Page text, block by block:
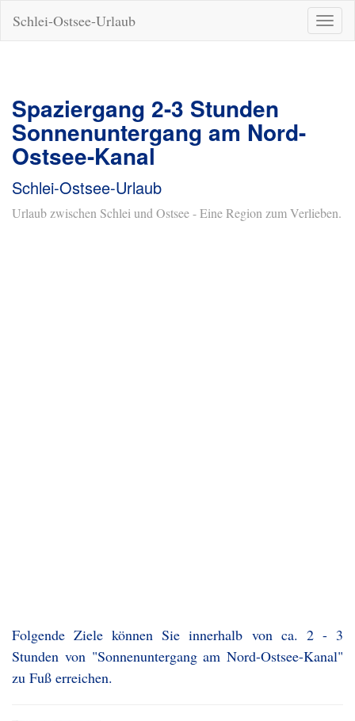
ein-/
Schlei-Ostsee-Urlaub
Spaziergang 2-3 Stunden
Sonnenuntergang am Nord-
Ostsee-Kanal
Schlei-Ostsee-Urlaub
Urlaub zwischen Schlei und Ostsee - Eine Region zum Verlieben.
Folgende Ziele können Sie innerhalb von ca. 2 - 3
Stunden von "Sonnenuntergang am Nord-Ostsee-Kanal"
zu Fuß erreichen.